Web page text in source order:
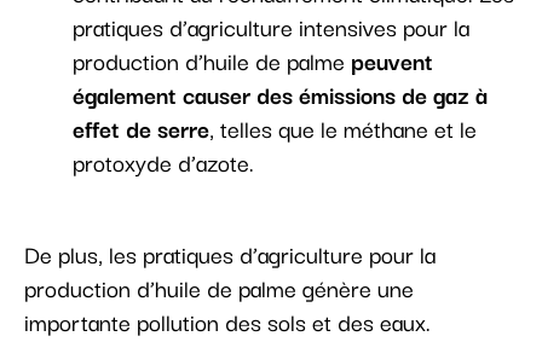
pratiques d’agriculture intensives pour la
production d’huile de palme peuvent
également causer des émissions de gaz à
effet de serre, telles que le méthane et le
protoxyde d’azote.
De plus, les pratiques d’agriculture pour la
production d’huile de palme génère une
importante pollution des sols et des eaux.